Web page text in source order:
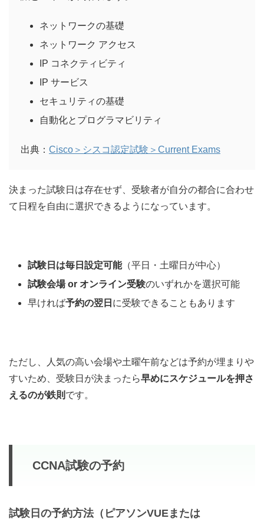
ネットワークの基礎
ネットワーク アクセス
IP コネクティビティ
IP サービス
セキュリティの基礎
自動化とプログラマビリティ
出典： Cisco＞シスコ認定試験＞Current Exams
決まった試験日は存在せず、受験者が自分の都合に合わせ
て日程を自由に選択できるようになっています。
試験日は毎日設定可能（平日・土曜日が中心）
試験会場 or オンライン受験のいずれかを選択可能
早ければ予約の翌日 に受験できることもあります
ただし、人気の高い会場や土曜午前などは予約が埋まりや
すいため、受験日が決まったら早めにスケジュールを押さ
えるのが鉄則 です。
CCNA試験の予約
試験日の予約方法（ピアソンVUEまたは